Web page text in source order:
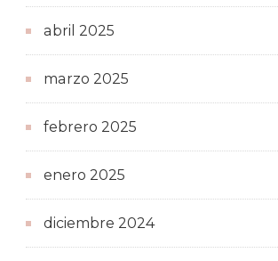
abril 2025
marzo 2025
febrero 2025
enero 2025
diciembre 2024